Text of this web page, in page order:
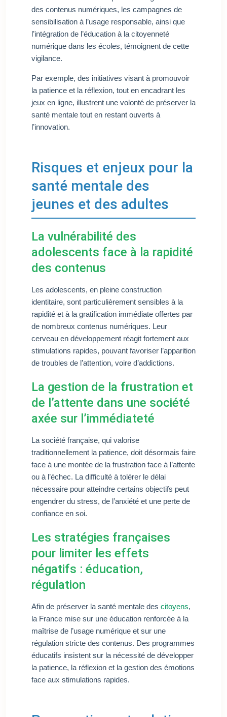
des contenus numériques, les campagnes de
sensibilisation à l’usage responsable, ainsi que
l’intégration de l’éducation à la citoyenneté
numérique dans les écoles, témoignent de cette
vigilance.
Par exemple, des initiatives visant à promouvoir
la patience et la réflexion, tout en encadrant les
jeux en ligne, illustrent une volonté de préserver la
santé mentale tout en restant ouverts à
l’innovation.
Risques et enjeux pour la
santé mentale des
jeunes et des adultes
La vulnérabilité des
adolescents face à la rapidité
des contenus
Les adolescents, en pleine construction
identitaire, sont particulièrement sensibles à la
rapidité et à la gratification immédiate offertes par
de nombreux contenus numériques. Leur
cerveau en développement réagit fortement aux
stimulations rapides, pouvant favoriser l’apparition
de troubles de l’attention, voire d’addictions.
La gestion de la frustration et
de l’attente dans une société
axée sur l’immédiateté
La société française, qui valorise
traditionnellement la patience, doit désormais faire
face à une montée de la frustration face à l’attente
ou à l’échec. La difficulté à tolérer le délai
nécessaire pour atteindre certains objectifs peut
engendrer du stress, de l’anxiété et une perte de
confiance en soi.
Les stratégies françaises
pour limiter les effets
négatifs : éducation,
régulation
Afin de préserver la santé mentale des citoyens,
la France mise sur une éducation renforcée à la
maîtrise de l’usage numérique et sur une
régulation stricte des contenus. Des programmes
éducatifs insistent sur la nécessité de développer
la patience, la réflexion et la gestion des émotions
face aux stimulations rapides.